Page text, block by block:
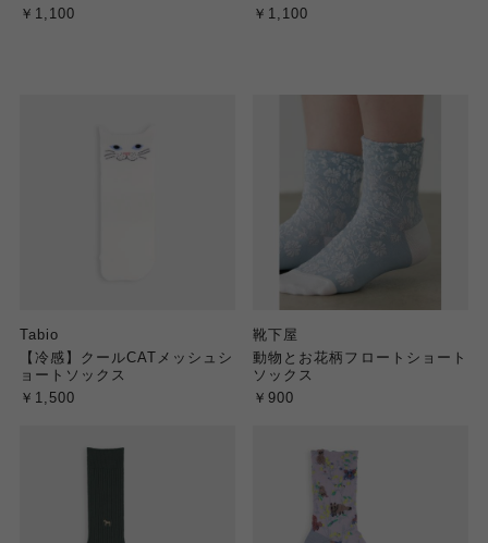
￥1,100
￥1,100
Tabio
【冷感】クールCATメッシュシ
ョートソックス
￥1,500
靴下屋
動物とお花柄フロートショート
ソックス
￥900